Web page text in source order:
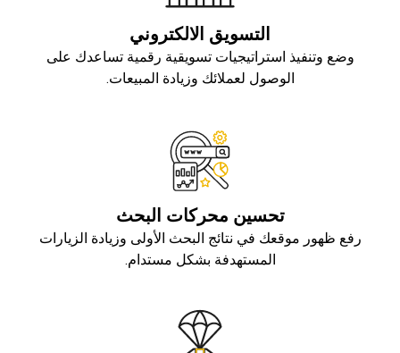
التسويق الالكتروني
وضع وتنفيذ استراتيجيات تسويقية رقمية تساعدك على
الوصول لعملائك وزيادة المبيعات.
تحسين محركات البحث
رفع ظهور موقعك في نتائج البحث الأولى وزيادة الزيارات
المستهدفة بشكل مستدام.